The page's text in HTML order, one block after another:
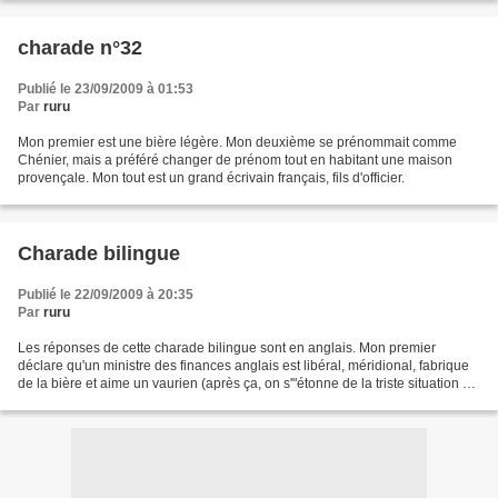
charade n°32
Publié le 23/09/2009 à 01:53
Par ruru
Mon premier est une bière légère. Mon deuxième se prénommait comme
Chénier, mais a préféré changer de prénom tout en habitant une maison
provençale. Mon tout est un grand écrivain français, fils d'officier.
Charade bilingue
Publié le 22/09/2009 à 20:35
Par ruru
Les réponses de cette charade bilingue sont en anglais. Mon premier
déclare qu'un ministre des finances anglais est libéral, méridional, fabrique
de la bière et aime un vaurien (après ça, on s'"étonne de la triste situation du